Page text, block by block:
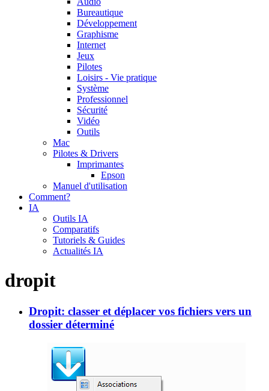
Bureautique
Développement
Graphisme
Internet
Jeux
Pilotes
Loisirs - Vie pratique
Système
Professionnel
Sécurité
Vidéo
Outils
Mac
Pilotes & Drivers
Imprimantes
Epson
Manuel d'utilisation
Comment?
IA
Outils IA
Comparatifs
Tutoriels & Guides
Actualités IA
dropit
Dropit: classer et déplacer vos fichiers vers un
dossier déterminé